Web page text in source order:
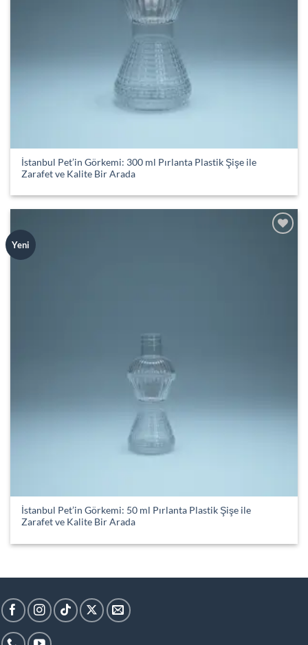
İstanbul Pet’in Görkemi: 300 ml Pırlanta Plastik Şişe ile
Zarafet ve Kalite Bir Arada
Yeni
İstanbul Pet’in Görkemi: 50 ml Pırlanta Plastik Şişe ile
Zarafet ve Kalite Bir Arada